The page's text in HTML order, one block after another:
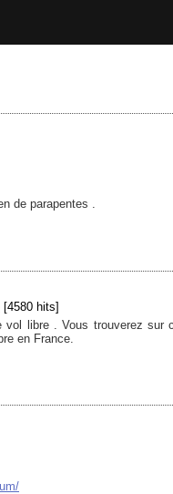
de parapentes .
[4580 hits]
vol libre . Vous trouverez sur
en France.